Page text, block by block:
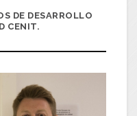
DE DESARROLLO
CENIT.